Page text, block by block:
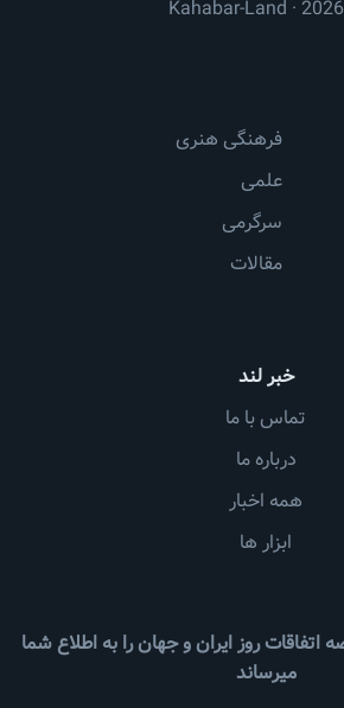
اتفاقات روز ایران و جهان را به اطلاع شما
میرساند
خبر لند
تماس با ما
درباره ما
همه اخبار
ابزار ها
فرهنگی هنری
علمی
سرگرمی
مقالات